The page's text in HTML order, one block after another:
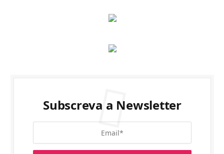
Subscreva a Newsletter